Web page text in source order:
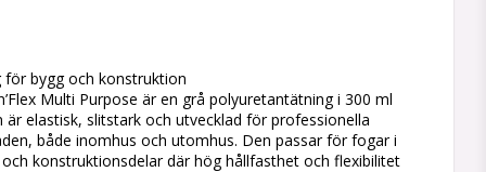
bygg och konstruktion
Multi Purpose är en grå polyuretantätning i 300 ml
är elastisk, slitstark och utvecklad för professionella
både inomhus och utomhus. Den passar för fogar i
konstruktionsdelar där hög hållfasthet och flexibilitet